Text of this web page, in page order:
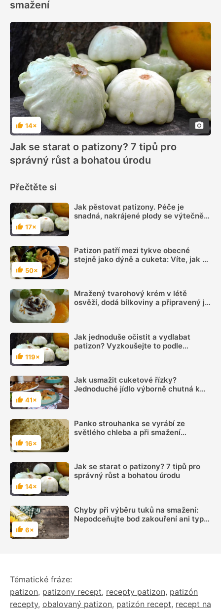
smažení
Hodnocení
14×
Jak se starat o patizony? 7 tipů pro
správný růst a bohatou úrodu
Přečtěte si
Hodnocení
17×
Jak pěstovat patizony. Péče je
snadná, nakrájené plody se výtečně
Hodnocení
50×
Patizon patří mezi tykve obecné
stejně jako dýně a cuketa: Víte, jak ho
Mražený tvarohový krém v létě
osvěží, dodá bílkoviny a připravený je
Hodnocení
119×
Jak jednoduše očistit a vydlabat
patizon? Vyzkoušejte to podle
Hodnocení
41×
Jak usmažit cuketové řízky?
Jednoduché jídlo výborně chutná k
Hodnocení
16×
Panko strouhanka se vyrábí ze
světlého chleba a při smažení
Hodnocení
14×
Jak se starat o patizony? 7 tipů pro
správný růst a bohatou úrodu
Hodnocení
6×
Chyby při výběru tuků na smažení:
Nepodceňujte bod zakouření ani typ
Tématické fráze:
patizon, patizony recept, recepty patizon, patizón
recepty, obalovaný patizon, patizón recept, recept na